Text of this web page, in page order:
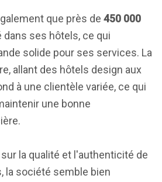
que près de 450 000
dans ses hôtels, ce qui
solide pour ses services. La
allant des hôtels design aux
à une clientèle variée, ce qui
une bonne
la qualité et l'authenticité de
la société semble bien